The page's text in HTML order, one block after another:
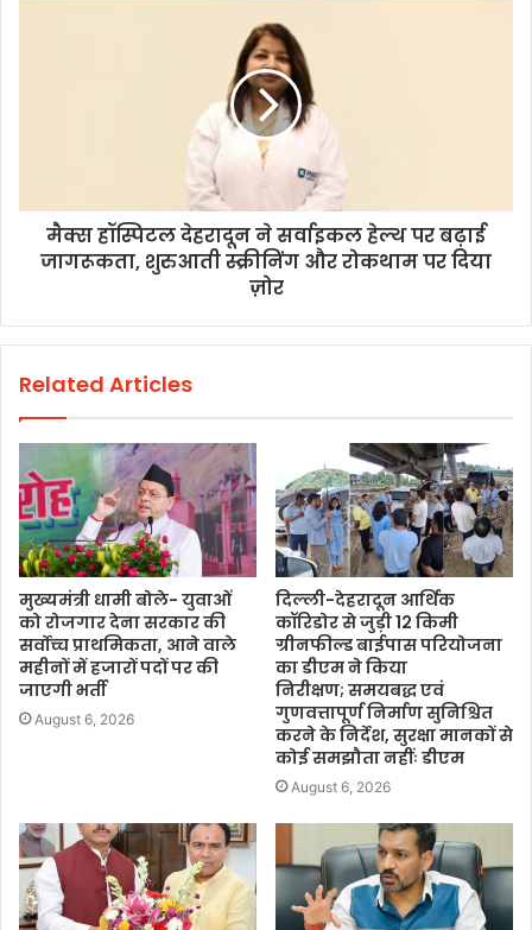
मैक्स हॉस्पिटल देहरादून ने सर्वाइकल हेल्थ पर बढ़ाई
जागरूकता, शुरुआती स्क्रीनिंग और रोकथाम पर दिया
ज़ोर
Related Articles
मुख्यमंत्री धामी बोले- युवाओं
को रोजगार देना सरकार की
सर्वोच्च प्राथमिकता, आने वाले
महीनों में हजारों पदों पर की
जाएगी भर्ती
August 6, 2026
दिल्ली-देहरादून आर्थिक
कॉरिडोर से जुड़ी 12 किमी
ग्रीनफील्ड बाईपास परियोजना
का डीएम ने किया
निरीक्षण; समयबद्ध एवं
गुणवत्तापूर्ण निर्माण सुनिश्चित
करने के निर्देश, सुरक्षा मानकों से
कोई समझौता नहींः डीएम
August 6, 2026